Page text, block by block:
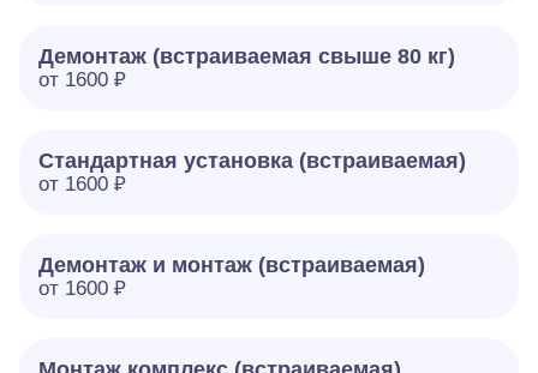
Демонтаж (встраиваемая свыше 80 кг)
от 1600 ₽
Стандартная установка (встраиваемая)
от 1600 ₽
Демонтаж и монтаж (встраиваемая)
от 1600 ₽